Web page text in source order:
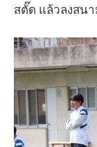
สตั๊ด แล้วลงสน